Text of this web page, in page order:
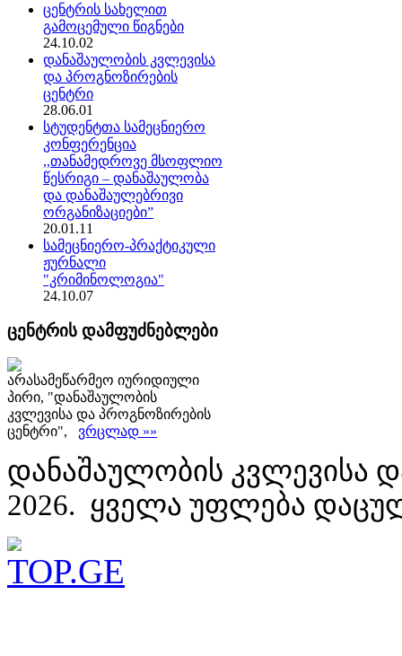
ცენტრის სახელით
გამოცემული წიგნები
24.10.02
დანაშაულობის კვლევისა
და პროგნოზირების
ცენტრი
28.06.01
სტუდენტთა სამეცნიერო
კონფერენცია
,,თანამედროვე მსოფლიო
წესრიგი – დანაშაულობა
და დანაშაულებრივი
ორგანიზაციები”
20.01.11
სამეცნიერო-პრაქტიკული
ჟურნალი
"კრიმინოლოგია"
24.10.07
ცენტრის დამფუძნებლები
არასამეწარმეო იურიდიული
პირი, "დანაშაულობის
კვლევისა და პროგნოზირების
ცენტრი", ვრცლად »»
დანაშაულობის კვლევისა
2026. ყველა უფლება